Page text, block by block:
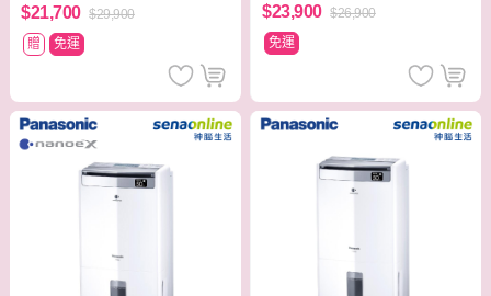
$21,700 $29,900
贈
免運
$23,900 $26,900
免運